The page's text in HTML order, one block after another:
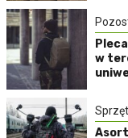
w
Sprzęt